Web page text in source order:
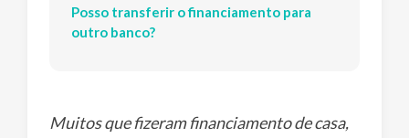
Posso transferir o financiamento para
outro banco?
Muitos que fizeram financiamento de casa,